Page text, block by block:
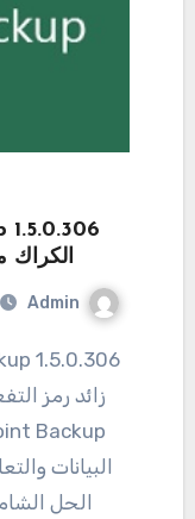
1.5.0.306
الكراك
Admin
البيانات
الحل